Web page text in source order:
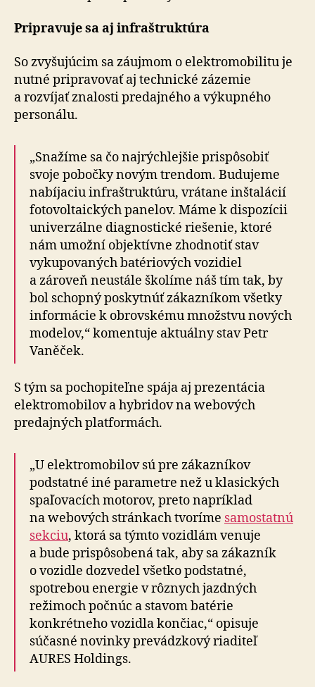
Pripravuje sa aj infraštruktúra
So zvyšujúcim sa záujmom o elektromobilitu je
nutné pripravovať aj technické zázemie
a rozvíjať znalosti predajného a výkupného
personálu.
„Snažíme sa čo najrýchlejšie prispôsobiť
svoje pobočky novým trendom. Budujeme
nabíjaciu infraštruktúru, vrátane inštalácií
fotovoltaických panelov. Máme k dispozícii
univerzálne diagnostické riešenie, ktoré
nám umožní objektívne zhodnotiť stav
vykupovaných batériových vozidiel
a zároveň neustále školíme náš tím tak, by
bol schopný poskytnúť zákazníkom všetky
informácie k obrovskému množstvu nových
modelov,“ komentuje aktuálny stav Petr
Vaněček.
S tým sa pochopiteľne spája aj prezentácia
elektromobilov a hybridov na webových
predajných platformách.
„U elektromobilov sú pre zákazníkov
podstatné iné parametre než u klasických
spaľovacích motorov, preto napríklad
na webových stránkach tvoríme samostatnú
sekciu, ktorá sa týmto vozidlám venuje
a bude prispôsobená tak, aby sa zákazník
o vozidle dozvedel všetko podstatné,
spotrebou energie v rôznych jazdných
režimoch počnúc a stavom batérie
konkrétneho vozidla končiac,“ opisuje
súčasné novinky prevádzkový riaditeľ
AURES Holdings.